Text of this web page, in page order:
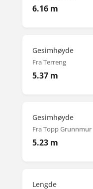
6.16 m
Gesimhøyde
Fra Terreng
5.37 m
Gesimhøyde
Fra Topp Grunnmur
5.23 m
Lengde